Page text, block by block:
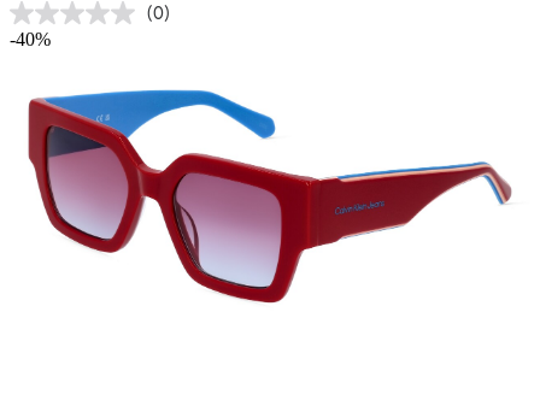
(0)
-40%